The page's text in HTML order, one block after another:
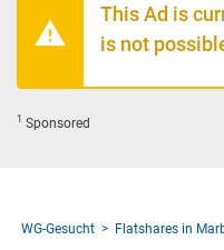
This Ad is
is not
1 Sponsored
WG-Gesucht Flatshares in